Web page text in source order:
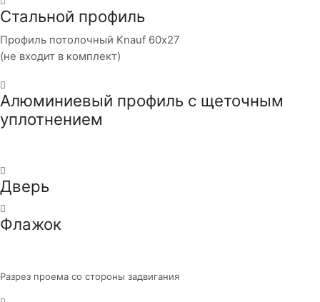
Стальной профиль
Профиль потолочный Knauf 60х27
(не входит в комплект)
Алюминиевый профиль с щеточным
уплотнением
Дверь
Флажок
Разрез проема со стороны задвигания